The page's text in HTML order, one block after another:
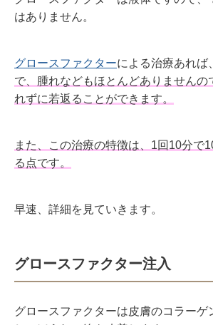
はありません。
グロースファクターによる治療あれば、
で、腫れなどもほとんどありませんの
れずに若返ることができます。
また、この治療の特徴は、1回10分で
る点です。
早速、詳細を見ていきます。
グロースファクター注入
グロースファクターは皮膚のコラーゲ